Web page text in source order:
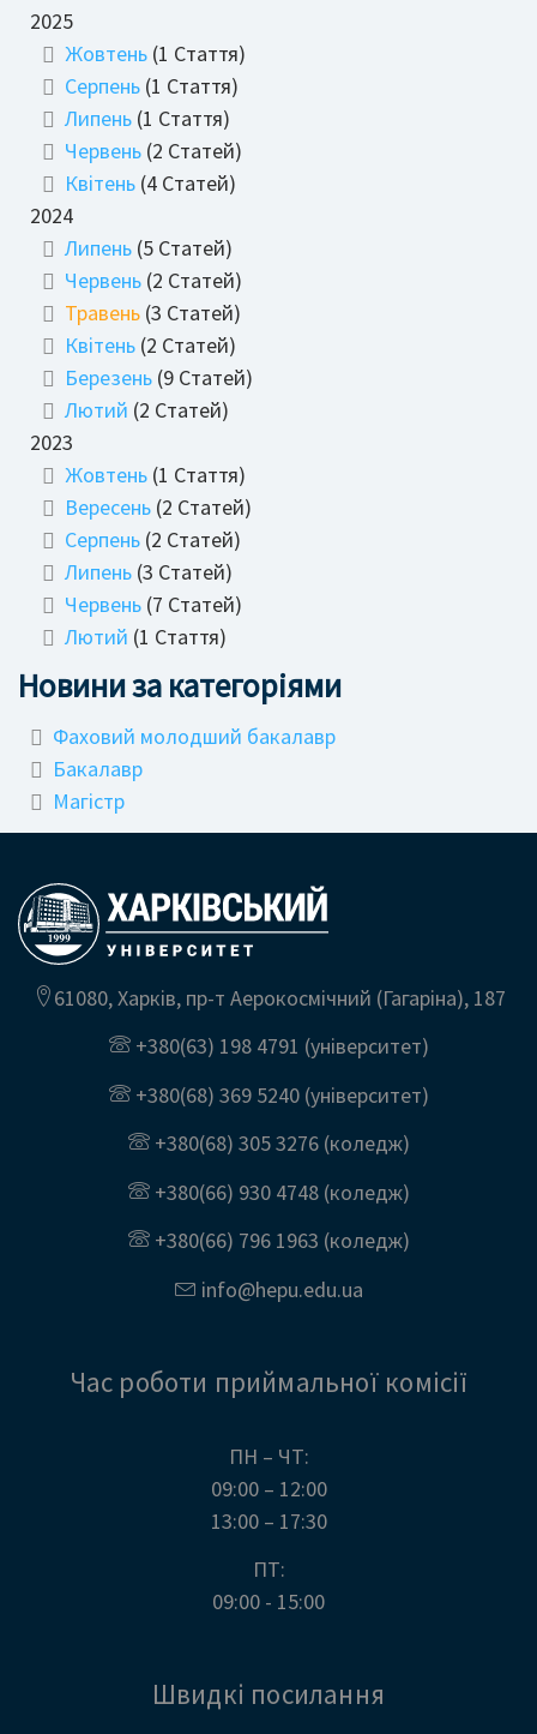
2025
Жовтень (1 Стаття)
Серпень (1 Стаття)
Липень (1 Стаття)
Червень (2 Статей)
Квітень (4 Статей)
2024
Липень (5 Статей)
Червень (2 Статей)
Травень (3 Статей)
Квітень (2 Статей)
Березень (9 Статей)
Лютий (2 Статей)
2023
Жовтень (1 Стаття)
Вересень (2 Статей)
Серпень (2 Статей)
Липень (3 Статей)
Червень (7 Статей)
Лютий (1 Стаття)
Новини за категоріями
Фаховий молодший бакалавр
Бакалавр
Магістр
61080, Харків, пр-т Аерокосмічний (Гагаріна), 187
+380(63) 198 4791 (університет)
+380(68) 369 5240(університет)
+380(68) 305 3276(коледж)
+380(66) 930 4748(коледж)
+380(66) 796 1963 (коледж)
info@hepu.edu.ua
Час роботи приймальної комісії
ПН – ЧТ:
09:00 – 12:00
13:00 – 17:30
ПТ:
09:00 - 15:00
Швидкі посилання